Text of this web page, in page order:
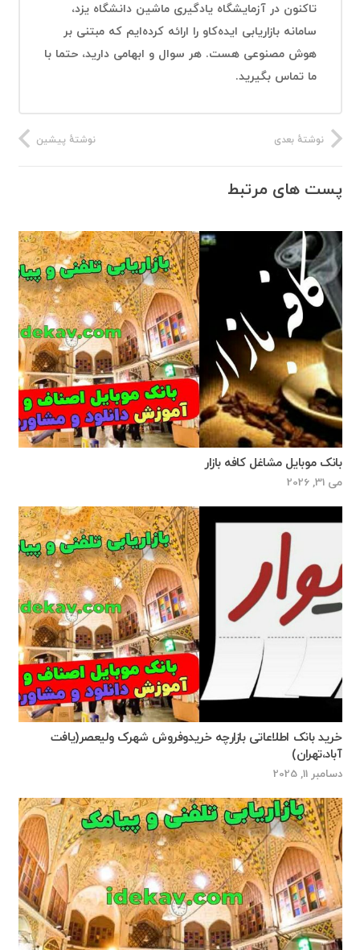
تاکنون در آزمایشگاه یادگیری ماشین دانشگاه یزد،
سامانه بازاریابی ایده‌کاو را ارائه کرده‌ایم که مبتنی بر
هوش مصنوعی هست. هر سوال و ابهامی دارید، حتما با
ما تماس بگیرید.
نوشتهٔ پیشین نوشتهٔ بعدی
پست های مرتبط
بانک موبایل مشاغل کافه بازار
می 31, 2026
خرید بانک اطلاعاتی بازارچه خریدوفروش شهرک ولیعصر(یافت
آباد،تهران)
دسامبر 11, 2025